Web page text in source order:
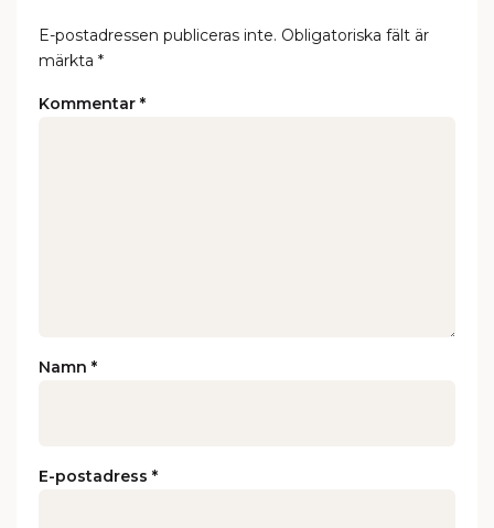
E-postadressen publiceras inte. Obligatoriska fält är
märkta *
Kommentar *
Namn *
E-postadress *